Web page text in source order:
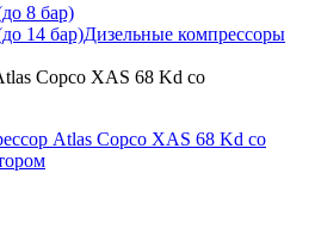
8 бар)
14 бар)Дизельные компрессоры
Copco XAS 68 Kd со